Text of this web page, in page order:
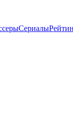
Сериалы